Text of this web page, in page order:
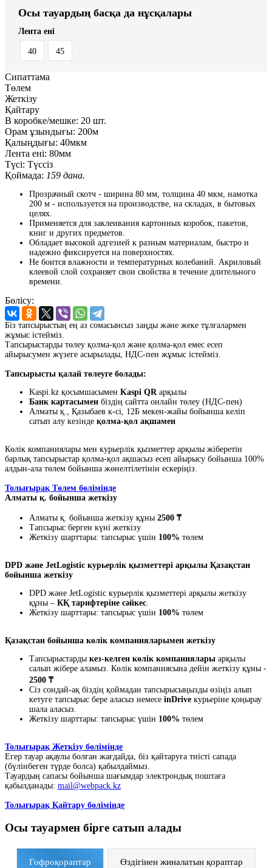
Осы тауардың басқа да нұсқалары
Лента ені
40 45
Сипаттама
Төлем
Жеткізу
Қайтару
В коробке/мешке: 20 шт.
Орам ұзындығы: 200м
Қалыңдығы: 40мкм
Лента ені: 80мм
Түсі: Түссіз
Қоймада: 159 дана.
Прозрачный скотч - ширина 80 мм, толщина 40 мкм, намотка
200 м - используется на производстве, на складах, в бытовых
целях.
Применяется для заклеивания картонных коробок, пакетов,
книг и других предметов.
Обладает высокой адгезией к разным материалам, быстро и
надежно фиксируется на поверхностях.
Не боится влажности и температурных колебаний. Акриловый
клеевой слой сохраняет свои свойства в течение длительного
времени.
Бөлісу:
Біз тапсырыстың ең аз сомасынсыз заңды және жеке тұлғалармен
жұмыс істейміз.
Тапсырыстарды төлеу қолма-қол және қолма-қол емес есеп
айырысумен жүзеге асырылады, НДС-пен жұмыс істейміз.
Тапсырысты қалай төлеуге болады:
Kaspi.kz қосымшасымен Kaspi QR арқылы
Банк картасымен біздің сайтта онлайн төлеу (НДС-пен)
Алматы қ., Қазыбаев к-сі, 12Б мекен-жайы бойынша келіп
сатып алу кезінде қолма-қол ақшамен
Көлік компаниялары мен курьерлік қызметтер арқылы жіберетін
барлық тапсырыстар қолма-қол ақшасыз есеп айырысу бойынша 100%
алдын-ала төлем бойынша жөнелтілетінін ескеріңіз.
Толығырақ Төлем бөлімінде
Алматы қ. бойынша жеткізу
Алматы қ. бойынша жеткізу құны 2500 ₸
Тапсырыс берген күні жеткізу
Жеткізу шарттары: тапсырыс үшін 100% төлем
DPD және JetLogistic курьерлік қызметтері арқылы Қазақстан
бойынша жеткізу
DPD және JetLogistic курьерлік қызметтері арқылы жеткізу
құны – КҚ тарифтеріне сәйкес
Жеткізу шарттары: тапсырыс үшін 100% төлем
Қазақстан бойынша көлік компанияларымен жеткізу
Тапсырыстарды кез-келген көлік компаниялары арқылы
салып жібере аламыз. Көлік компаниясына дейін жеткізу құны -
2500 ₸
Сіз сондай-ақ біздің қоймадан тапсырысыңызды өзіңіз алып
кетуге тапсырыс бере аласыз немесе inDrive курьеріне қоңырау
шала аласыз.
Жеткізу шарттары: тапсырыс үшін 100% төлем
Толығырақ Жеткізу бөлімінде
Егер тауар ақаулы болған жағдайда, біз қайтаруға тиісті сапада
(бүлінбеген түрде болса) қабылдаймыз.
Тауардың сапасы бойынша шағымдар электрондық поштаға
қабылданады: mail@webpack.kz
Толығырақ Қайтару бөлімінде
Осы тауармен бірге сатып алады
Гофроқораптар Өздігінен жиналатын қораптар